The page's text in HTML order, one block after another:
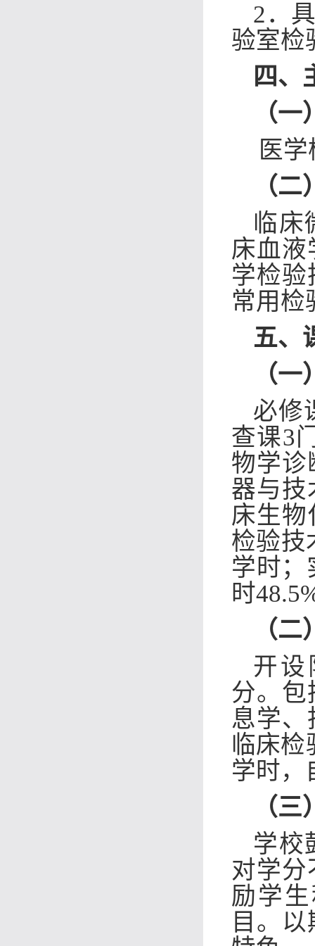
2．
验室检
四、
（
医
（
临床
床血液
学检验
常用检
五、
（
必修
查课3
物学诊
器与技
床生物
检验技
学时；
时
（
开设
分。包
息学
临床检
学时，
（
学校
对学
励学
目。